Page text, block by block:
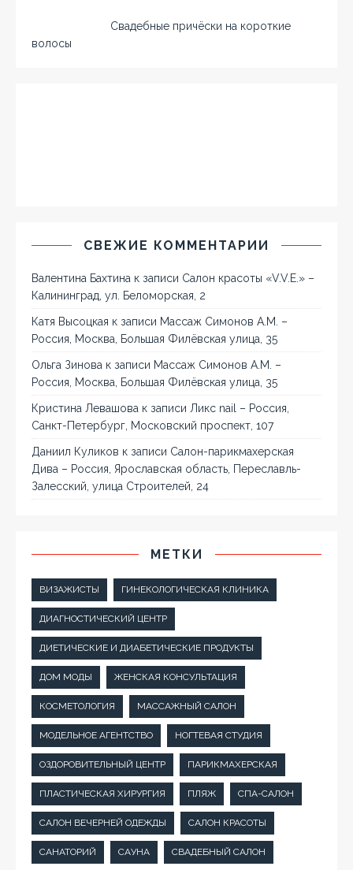
Свадебные причёски на короткие
волосы
СВЕЖИЕ КОММЕНТАРИИ
Валентина Бахтина к записи Салон красоты «V.V.E.» –
Калининград, ул. Беломорская, 2
Катя Высоцкая к записи Массаж Симонов А.М. –
Россия, Москва, Большая Филёвская улица, 35
Ольга Зинова к записи Массаж Симонов А.М. –
Россия, Москва, Большая Филёвская улица, 35
Кристина Левашова к записи Ликс nail – Россия,
Санкт-Петербург, Московский проспект, 107
Даниил Куликов к записи Салон-парикмахерская
Дива – Россия, Ярославская область, Переславль-
Залесский, улица Строителей, 24
МЕТКИ
ВИЗАЖИСТЫ ГИНЕКОЛОГИЧЕСКАЯ КЛИНИКА
ДИАГНОСТИЧЕСКИЙ ЦЕНТР
ДИЕТИЧЕСКИЕ И ДИАБЕТИЧЕСКИЕ ПРОДУКТЫ
ДОМ МОДЫ ЖЕНСКАЯ КОНСУЛЬТАЦИЯ
КОСМЕТОЛОГИЯ МАССАЖНЫЙ САЛОН
МОДЕЛЬНОЕ АГЕНТСТВО НОГТЕВАЯ СТУДИЯ
ОЗДОРОВИТЕЛЬНЫЙ ЦЕНТР ПАРИКМАХЕРСКАЯ
ПЛАСТИЧЕСКАЯ ХИРУРГИЯ ПЛЯЖ СПА-САЛОН
САЛОН ВЕЧЕРНЕЙ ОДЕЖДЫ САЛОН КРАСОТЫ
САНАТОРИЙ САУНА СВАДЕБНЫЙ САЛОН